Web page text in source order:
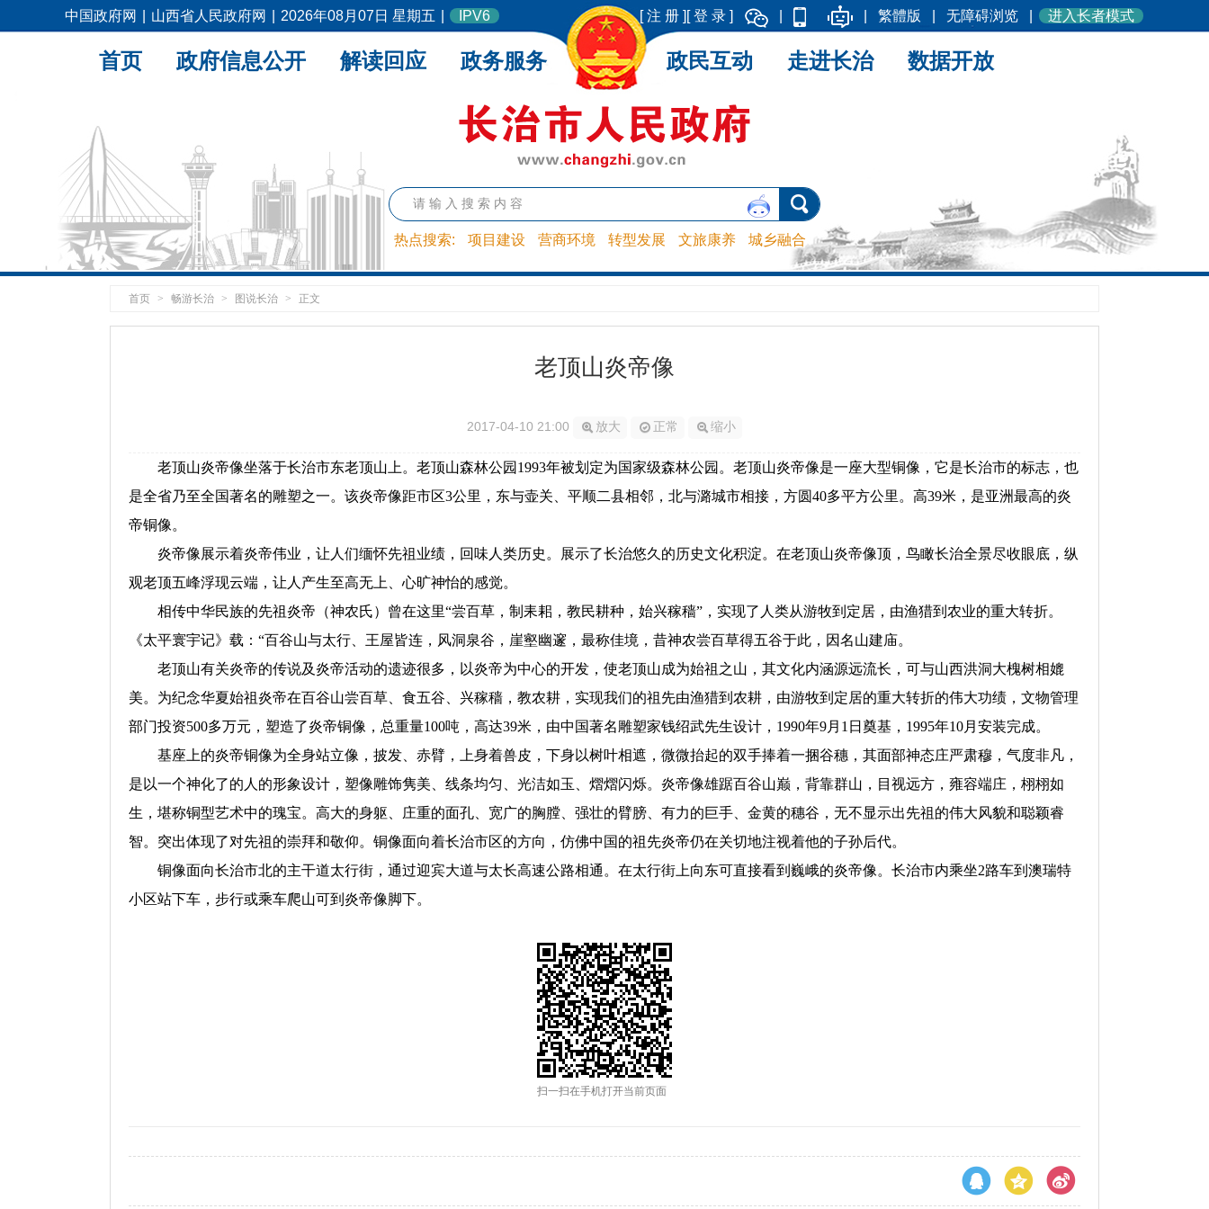
中国政府网 山西省人民政府网 2026年08月07日 星期五 IPV6 [ 登 录 ]
[ 注 册 ] 繁體版 无障碍浏览 进入长者模式
热点搜索: 项目建设 营商环境 转型发展 文旅康养 城乡融合
首页 政府信息公开 解读回应 政务服务 政民互动 走进长治 数据开放
首页 > 畅游长治 > 图说长治 > 正文
老顶山炎帝像
2017-04-10 21:00 放大 正常 缩小
老顶山炎帝像坐落于长治市东老顶山上。老顶山森林公园1993年被划定为国家级森林公园。老顶山炎帝像是一座大型铜像，它是长治市的标志，也
是全省乃至全国著名的雕塑之一。该炎帝像距市区3公里，东与壶关、平顺二县相邻，北与潞城市相接，方圆40多平方公里。高39米，是亚洲最高的炎
帝铜像。
炎帝像展示着炎帝伟业，让人们缅怀先祖业绩，回味人类历史。展示了长治悠久的历史文化积淀。在老顶山炎帝像顶，鸟瞰长治全景尽收眼底，纵
观老顶五峰浮现云端，让人产生至高无上、心旷神怡的感觉。
相传中华民族的先祖炎帝（神农氏）曾在这里“尝百草，制耒耜，教民耕种，始兴稼穑”，实现了人类从游牧到定居，由渔猎到农业的重大转折。
《太平寰宇记》载：“百谷山与太行、王屋皆连，风洞泉谷，崖壑幽邃，最称佳境，昔神农尝百草得五谷于此，因名山建庙。
老顶山有关炎帝的传说及炎帝活动的遗迹很多，以炎帝为中心的开发，使老顶山成为始祖之山，其文化内涵源远流长，可与山西洪洞大槐树相媲
美。为纪念华夏始祖炎帝在百谷山尝百草、食五谷、兴稼穑，教农耕，实现我们的祖先由渔猎到农耕，由游牧到定居的重大转折的伟大功绩，文物管理
部门投资500多万元，塑造了炎帝铜像，总重量100吨，高达39米，由中国著名雕塑家钱绍武先生设计，1990年9月1日奠基，1995年10月安装完成。
基座上的炎帝铜像为全身站立像，披发、赤臂，上身着兽皮，下身以树叶相遮，微微抬起的双手捧着一捆谷穗，其面部神态庄严肃穆，气度非凡，
是以一个神化了的人的形象设计，塑像雕饰隽美、线条均匀、光洁如玉、熠熠闪烁。炎帝像雄踞百谷山巅，背靠群山，目视远方，雍容端庄，栩栩如
生，堪称铜型艺术中的瑰宝。高大的身躯、庄重的面孔、宽广的胸膛、强壮的臂膀、有力的巨手、金黄的穗谷，无不显示出先祖的伟大风貌和聪颖睿
智。突出体现了对先祖的崇拜和敬仰。铜像面向着长治市区的方向，仿佛中国的祖先炎帝仍在关切地注视着他的子孙后代。
铜像面向长治市北的主干道太行街，通过迎宾大道与太长高速公路相通。在太行街上向东可直接看到巍峨的炎帝像。长治市内乘坐2路车到澳瑞特
小区站下车，步行或乘车爬山可到炎帝像脚下。
扫一扫在手机打开当前页面